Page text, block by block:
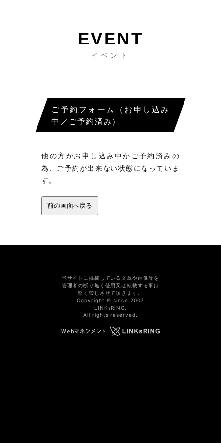
イベント
ご予約フォーム（お申し込み
中／ご予約済み）
他の方がお申し込み中かご予約済みの
為、ご予約が出来ない状態になっていま
す。
当サイトに掲載している文章や画像等を
管理者の断り無く使用又は転載する事は
堅く禁じさせて頂きます。
Copyright © since 2007
LINKsRING,
All rights reserved.